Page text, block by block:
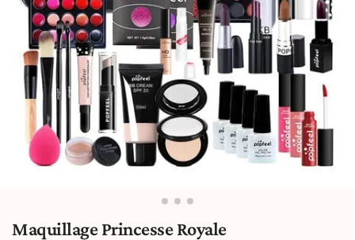
Maquillage Princesse Royale